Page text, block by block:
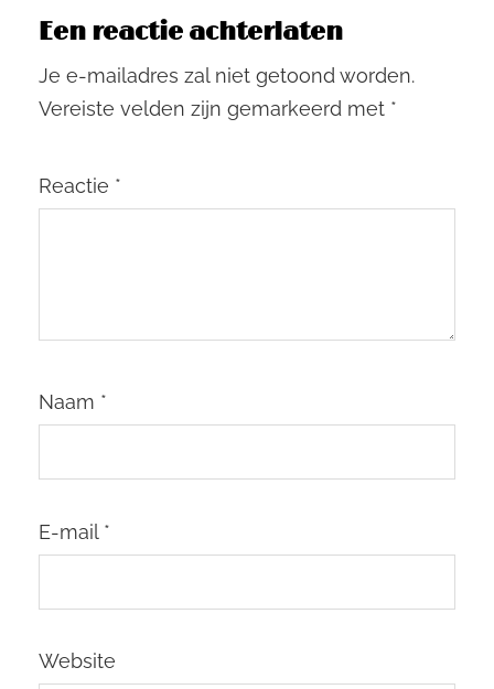
Een reactie achterlaten
Je e-mailadres zal niet getoond worden.
Vereiste velden zijn gemarkeerd met *
Reactie *
Naam *
E-mail *
Website